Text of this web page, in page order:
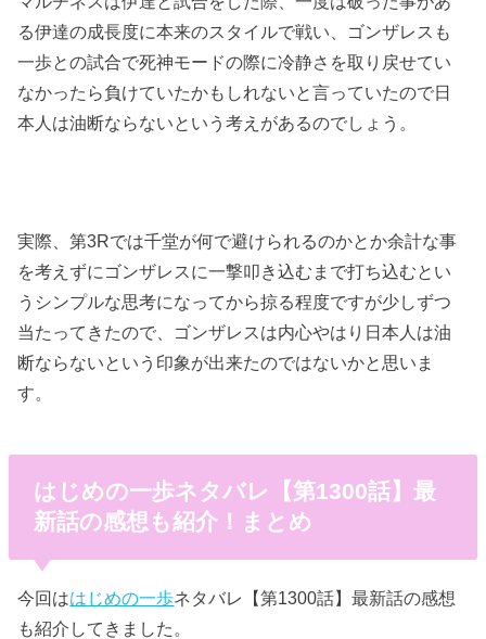
る伊達の成長度に本来のスタイルで戦い、ゴンザレスも
一歩との試合で死神モードの際に冷静さを取り戻せてい
なかったら負けていたかもしれないと言っていたので日
本人は油断ならないという考えがあるのでしょう。
実際、第3Rでは千堂が何で避けられるのかとか余計な事
を考えずにゴンザレスに一撃叩き込むまで打ち込むとい
うシンプルな思考になってから掠る程度ですが少しずつ
当たってきたので、ゴンザレスは内心やはり日本人は油
断ならないという印象が出来たのではないかと思いま
す。
はじめの一歩ネタバレ【第1300話】最
新話の感想も紹介！まとめ
今回ははじめの一歩ネタバレ【第1300話】最新話の感想
も紹介してきました。